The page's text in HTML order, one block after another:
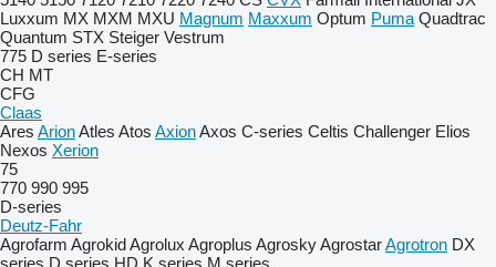
Luxxum MX MXM MXU Magnum Maxxum Optum Puma Quadtrac
Quantum STX Steiger Vestrum
775 D series E-series
CH MT
CFG
Claas
Ares ArionAtles Atos AxionAxos C-series Celtis Challenger Elios
Nexos Xerion
75
770 990 995
D-series
Deutz-Fahr
Agrofarm AgrokidAgrolux Agroplus AgroskyAgrostarAgrotron DX
series D series HD K series M series